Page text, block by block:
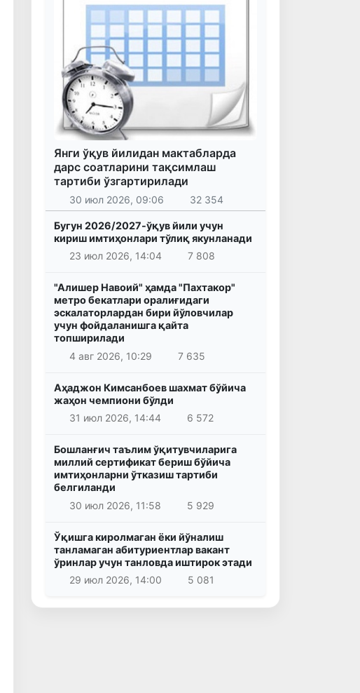
Янги ўқув йилидан мактабларда
дарс соатларини тақсимлаш
тартиби ўзгартирилади
30 июл 2026, 09:06 32 354
Бугун 2026/2027-ўқув йили учун
кириш имтиҳонлари тўлиқ якунланади
23 июл 2026, 14:04
7 808
"Алишер Навоий" ҳамда "Пахтакор"
метро бекатлари оралиғидаги
эскалаторлардан бири йўловчилар
учун фойдаланишга қайта
топширилади
4 авг 2026, 10:29
7 635
Аҳаджон Кимсанбоев шахмат бўйича
жаҳон чемпиони бўлди
31 июл 2026, 14:44
6 572
Бошланғич таълим ўқитувчиларига
миллий сертификат бериш бўйича
имтиҳонларни ўтказиш тартиби
белгиланди
30 июл 2026, 11:58
5 929
Ўқишга киролмаган ёки йўналиш
танламаган абитуриентлар вакант
ўринлар учун танловда иштирок этади
29 июл 2026, 14:00
5 081